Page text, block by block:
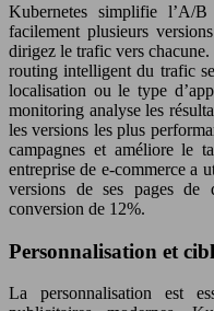
Kubernetes simplifie l’A/
facilement plusieurs
dirigez le trafic vers
routing intelligent du trafic
localisation ou le type
monitoring analyse les
les versions les plus
campagnes et améliore le
entreprise de e-commerce a
versions de ses pages de
conversion de 12%.
Personnalisation et
La personnalisation est